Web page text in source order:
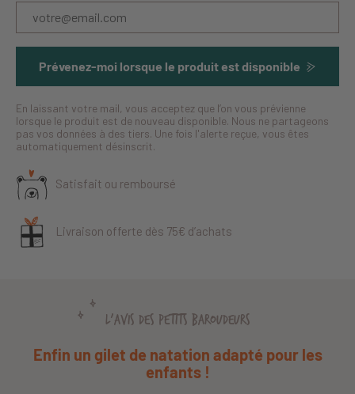
Prévenez-moi lorsque le produit est disponible
En laissant votre mail, vous acceptez que l’on vous prévienne
lorsque le produit est de nouveau disponible. Nous ne partageons
pas vos données à des tiers. Une fois l'alerte reçue, vous êtes
automatiquement désinscrit.
Satisfait ou remboursé
Livraison offerte dès 75€ d’achats
L'AVIS DES PETITS BAROUDEURS
Enfin un gilet de natation adapté pour les
enfants !